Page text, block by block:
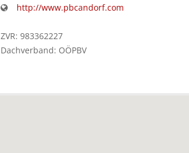
http://www.pbcandorf.com
ZVR: 983362227
Dachverband: OÖPBV